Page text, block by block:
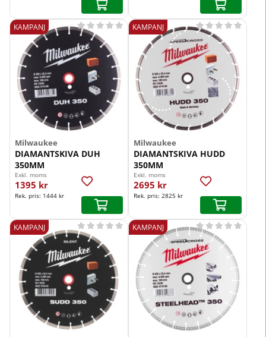
KAMPANJ
Milwaukee
DIAMANTSKIVA DUH
350MM
    
Exkl. moms
1395 kr
Rek. pris: 1444 kr
KAMPANJ
Milwaukee
DIAMANTSKIVA HUDD
350MM
    
Exkl. moms
2695 kr
Rek. pris: 2825 kr
KAMPANJ      KAMPANJ     